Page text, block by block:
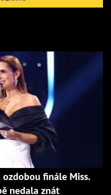
finále Miss.
nedala znát